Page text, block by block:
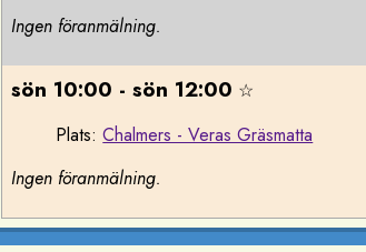
Ingen föranmälning.
sön 10:00 - sön 12:00 ☆
Plats:Chalmers - Veras Gräsmatta
Ingen föranmälning.